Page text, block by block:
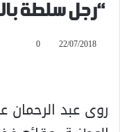
“رجل سلطة
22/07/2018
0
روى عبد الرحمان